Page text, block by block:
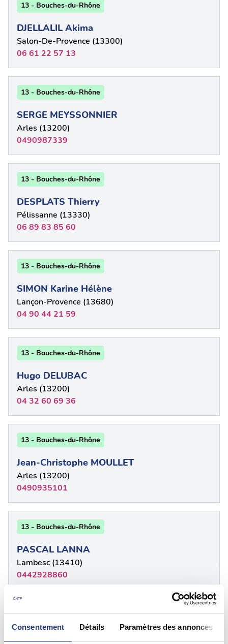
Consentement Détails Paramètres des annonces
13 - Bouches-du-Rhône
DJELLALIL Akima
Salon-De-Provence (13300)
06 61 22 57 13
13 - Bouches-du-Rhône
SERGE MEYSSONNIER
Arles (13200)
0490987339
13 - Bouches-du-Rhône
DESPLATS Thierry
Pélissanne (13330)
06 89 83 85 60
13 - Bouches-du-Rhône
SIMON Karine Hélène
Lançon-Provence (13680)
04 90 44 21 59
13 - Bouches-du-Rhône
Hugo DELUBAC
Arles (13200)
04 32 60 69 36
13 - Bouches-du-Rhône
Jean-Christophe MOULLET
Arles (13200)
0490935101
13 - Bouches-du-Rhône
PASCAL LANNA
Lambesc (13410)
0442928860
13 - Bouches-du-Rhône